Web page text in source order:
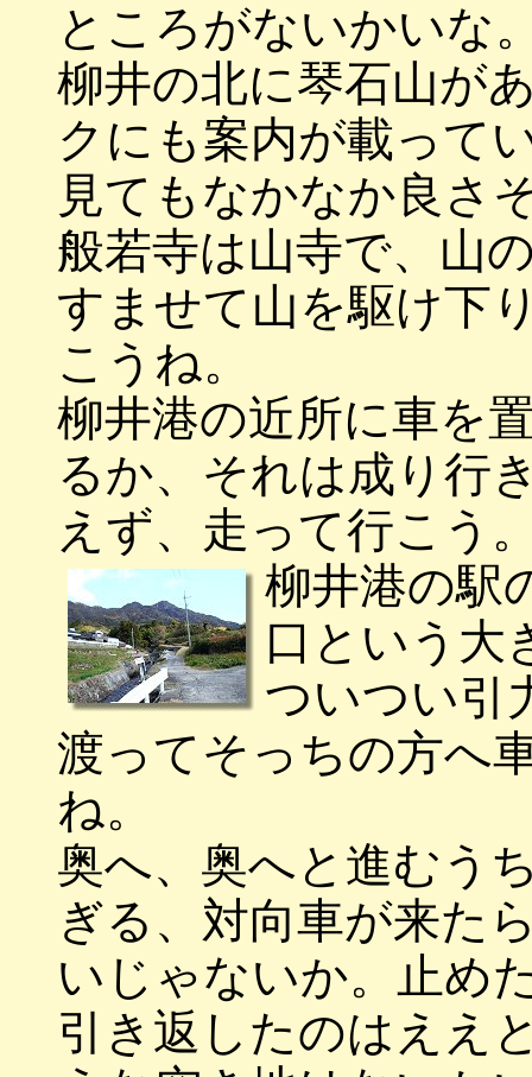
ところがないかいな
柳井の北に琴石山が
クにも案内が載って
見てもなかなか良さ
般若寺は山寺で、山
すませて山を駆け下
こうね。
柳井港の近所に車を
るか、それは成り行
えず、走って行こう
柳井港の駅
口という大
ついつい引
渡ってそっちの方へ
ね。
奥へ、奥へと進むう
ぎる、対向車が来た
いじゃないか。止め
引き返したのはええ